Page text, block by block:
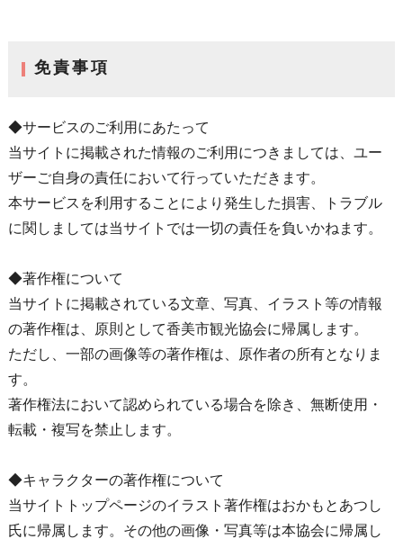
免責事項
◆サービスのご利用にあたって
当サイトに掲載された情報のご利用につきましては、ユー
ザーご自身の責任において行っていただきます。
本サービスを利用することにより発生した損害、トラブル
に関しましては当サイトでは一切の責任を負いかねます。
◆著作権について
当サイトに掲載されている文章、写真、イラスト等の情報
の著作権は、原則として香美市観光協会に帰属します。
ただし、一部の画像等の著作権は、原作者の所有となりま
す。
著作権法において認められている場合を除き、無断使用・
転載・複写を禁止します。
◆キャラクターの著作権について
当サイトトップページのイラスト著作権はおかもとあつし
氏に帰属します。その他の画像・写真等は本協会に帰属し